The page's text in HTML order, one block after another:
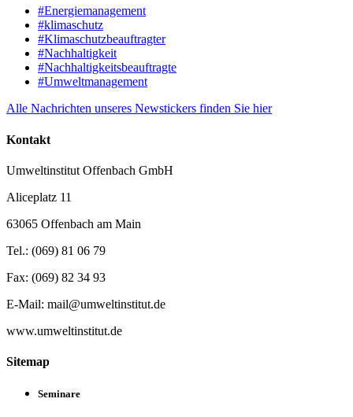
#Energiemanagement
#klimaschutz
#Klimaschutzbeauftragter
#Nachhaltigkeit
#Nachhaltigkeitsbeauftragte
#Umweltmanagement
Alle Nachrichten unseres Newstickers finden Sie hier
Kontakt
Umweltinstitut Offenbach GmbH
Aliceplatz 11
63065 Offenbach am Main
Tel.: (069) 81 06 79
Fax: (069) 82 34 93
E-Mail: mail@umweltinstitut.de
www.umweltinstitut.de
Sitemap
Seminare